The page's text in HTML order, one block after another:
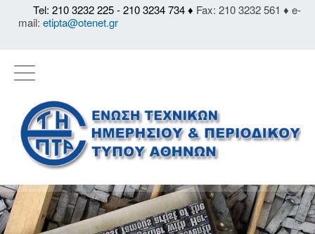
Tel: 210 3232 225 - 210 3234 734 ♦ Fax: 210 3232 561 ♦ e-
mail: etipta@otenet.gr